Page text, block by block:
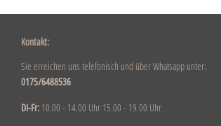
Kontakt:
Sie erreichen uns telefonisch und über Whatsapp unter:
0175/6488536
DI-Fr: 10.00 - 14.00 Uhr 15.00 - 19.00 Uhr